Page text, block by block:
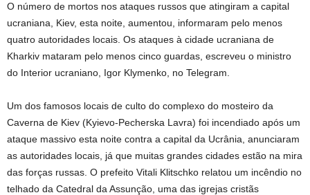
O número de mortos nos ataques russos que atingiram a capital
ucraniana, Kiev, esta noite, aumentou, informaram pelo menos
quatro autoridades locais. Os ataques à cidade ucraniana de
Kharkiv mataram pelo menos cinco guardas, escreveu o ministro
do Interior ucraniano, Igor Klymenko, no Telegram.
Um dos famosos locais de culto do complexo do mosteiro da
Caverna de Kiev (Kyievo-Pecherska Lavra) foi incendiado após um
ataque massivo esta noite contra a capital da Ucrânia, anunciaram
as autoridades locais, já que muitas grandes cidades estão na mira
das forças russas. O prefeito Vitali Klitschko relatou um incêndio no
telhado da Catedral da Assunção, uma das igrejas cristãs